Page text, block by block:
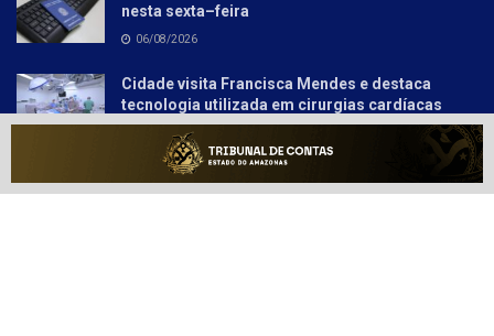
nesta sexta–feira
06/08/2026
Cidade visita Francisca Mendes e destaca
tecnologia utilizada em cirurgias cardíacas
pediátricas
06/08/2026